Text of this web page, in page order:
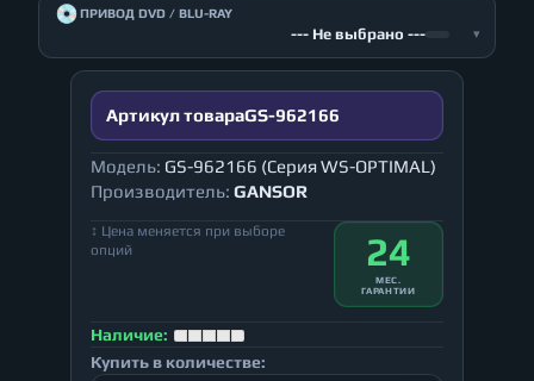
💿ПРИВОД DVD / BLU-RAY
--- Не выбрано --- ▾
Артикул товараGS-962166
Модель: GS-962166 (Серия WS-OPTIMAL)
Производитель: GANSOR
↕ Цена меняется при выборе
опций
24
МЕС.
ГАРАНТИИ
Наличие:
Купить в количестве: